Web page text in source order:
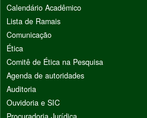
Calendário Acadêmico
Lista de Ramais
Comunicação
Ética
Comitê de Ética na Pesquisa
Agenda de autoridades
Auditoria
Ouvidoria e SIC